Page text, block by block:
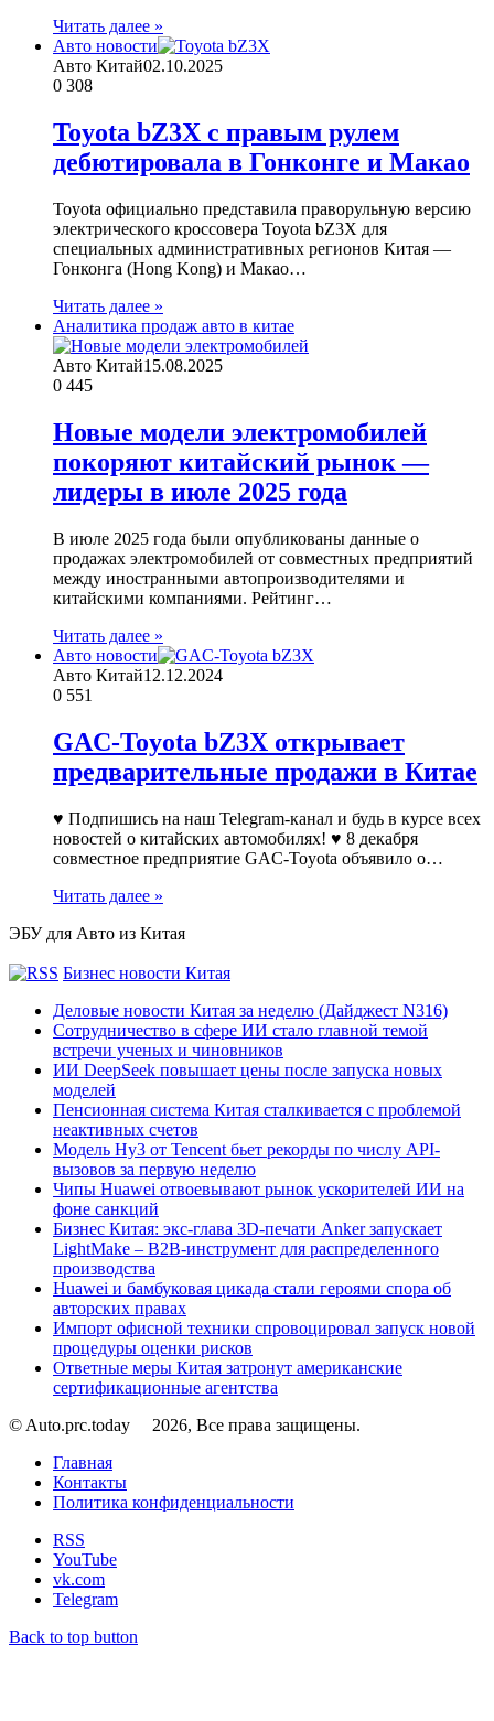
Читать далее »
Авто новости
Авто Китай02.10.2025
0 308
Toyota bZ3X с правым рулем
дебютировала в Гонконге и Макао
Toyota официально представила праворульную версию
электрического кроссовера Toyota bZ3X для
специальных административных регионов Китая —
Гонконга (Hong Kong) и Макао…
Читать далее »
Аналитика продаж авто в китае
Авто Китай15.08.2025
0 445
Новые модели электромобилей
покоряют китайский рынок —
лидеры в июле 2025 года
В июле 2025 года были опубликованы данные о
продажах электромобилей от совместных предприятий
между иностранными автопроизводителями и
китайскими компаниями. Рейтинг…
Читать далее »
Авто новости
Авто Китай12.12.2024
0 551
GAC-Toyota bZ3X открывает
предварительные продажи в Китае
♥ Подпишись на наш Telegram-канал и будь в курсе всех
новостей о китайских автомобилях! ♥ 8 декабря
совместное предприятие GAC-Toyota объявило о…
Читать далее »
ЭБУ для Авто из Китая
Бизнес новости Китая
Деловые новости Китая за неделю (Дайджест N316)
Сотрудничество в сфере ИИ стало главной темой
встречи ученых и чиновников
ИИ DeepSeek повышает цены после запуска новых
моделей
Пенсионная система Китая сталкивается с проблемой
неактивных счетов
Модель Hy3 от Tencent бьет рекорды по числу API-
вызовов за первую неделю
Чипы Huawei отвоевывают рынок ускорителей ИИ на
фоне санкций
Бизнес Китая: экс-глава 3D-печати Anker запускает
LightMake – B2B-инструмент для распределенного
производства
Huawei и бамбуковая цикада стали героями спора об
авторских правах
Импорт офисной техники спровоцировал запуск новой
процедуры оценки рисков
Ответные меры Китая затронут американские
сертификационные агентства
© Auto.prc.today
2026, Все права защищены.
Главная
Контакты
Политика конфиденциальности
RSS
YouTube
vk.com
Telegram
Back to top button